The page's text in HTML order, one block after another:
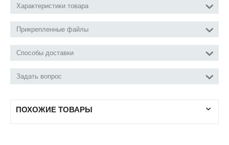
Характеристики товара
Прикрепленные файлы
Способы доставки
Задать вопрос
ПОХОЖИЕ ТОВАРЫ